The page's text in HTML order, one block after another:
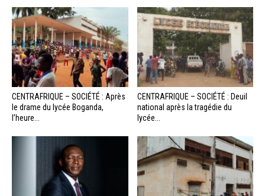
CENTRAFRIQUE – SOCIÉTÉ : Après
le drame du lycée Boganda,
l’heure...
CENTRAFRIQUE – SOCIÉTÉ : Deuil
national après la tragédie du
lycée...